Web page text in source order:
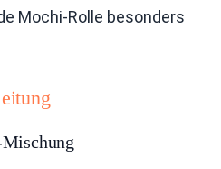
Mochi-Rolle besonders